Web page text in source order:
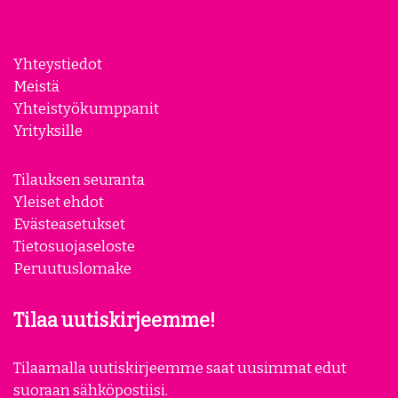
Yhteystiedot
Yhteistyökumppanit
Yrityksille
Tilauksen seuranta
Yleiset ehdot
Tietosuojaseloste